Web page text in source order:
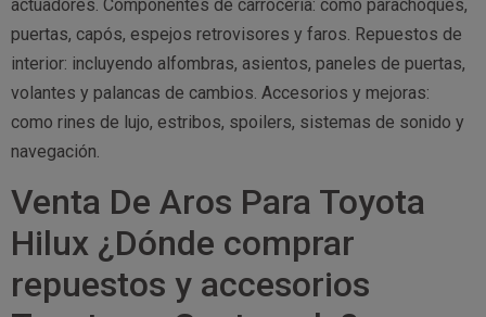
actuadores. Componentes de carrocería: como parachoques,
puertas, capós, espejos retrovisores y faros. Repuestos de
interior: incluyendo alfombras, asientos, paneles de puertas,
volantes y palancas de cambios. Accesorios y mejoras:
como rines de lujo, estribos, spoilers, sistemas de sonido y
navegación.
Venta De Aros Para Toyota
Hilux ¿Dónde comprar
repuestos y accesorios